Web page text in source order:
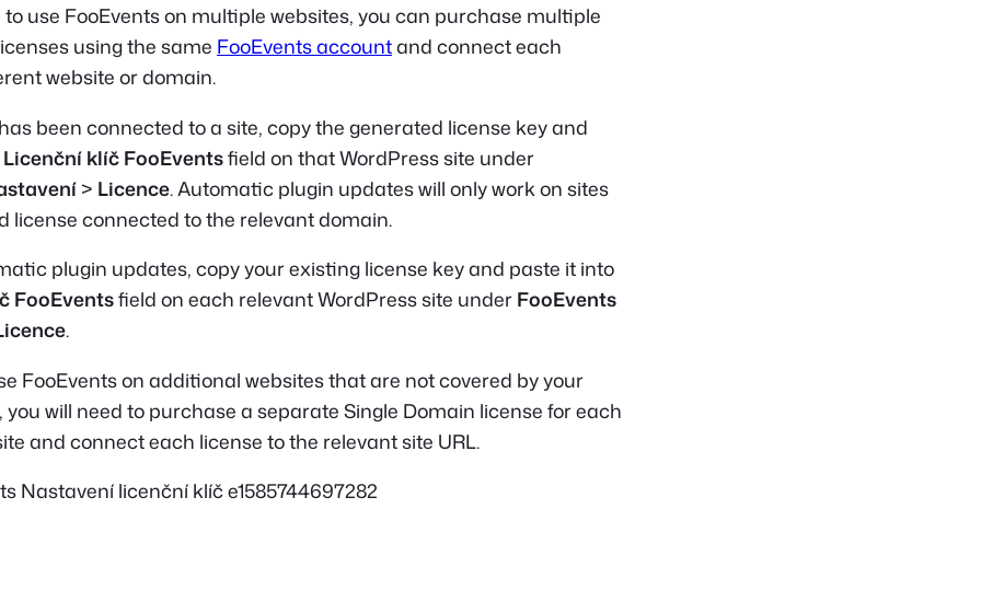
to use FooEvents on multiple websites, you can purchase multiple
using the same FooEvents accountand connect each
website or domain.
been connected to a site, copy the generated license key and
Licenční klíč FooEventsfield on that WordPress site under
> Licence. Automatic plugin updates will only work on sites
license connected to the relevant domain.
plugin updates, copy your existing license key and paste it into
FooEventsfield on each relevant WordPress site under FooEvents
.
FooEvents on additional websites that are not covered by your
will need to purchase a separate Single Domain license for each
and connect each license to the relevant site URL.